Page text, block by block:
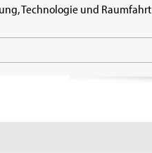
Technologie und Raumfahrt